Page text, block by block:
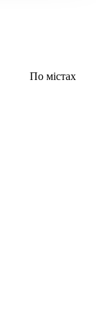
По містах